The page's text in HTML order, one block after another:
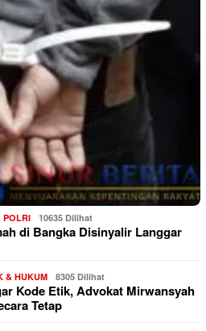
POLRI 10635 Dilihat
di Bangka Disinyalir Langgar
& HUKUM 8305 Dilihat
Kode Etik, Advokat Mirwansyah
Tetap